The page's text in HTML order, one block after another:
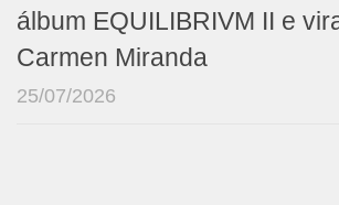
álbum EQUILIBRIVM II e
Carmen Miranda
25/07/2026